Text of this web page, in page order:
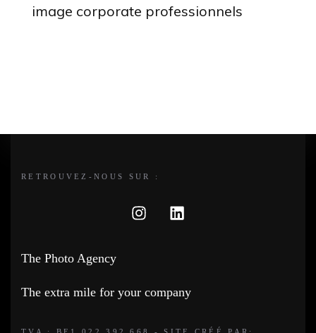
image corporate professionnels
The Photo Agency
The extra mile for your company
RETROUVEZ-NOUS SUR :